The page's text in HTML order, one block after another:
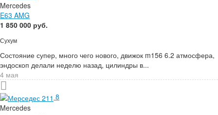
Mercedes
E63 AMG
1 850 000 руб.
Сухум
Состояние супер, много чего нового, движок m156 6.2 атмосфера,
эндоскоп делали неделю назад, цилиндры в...
4 мая
8
Mercedes